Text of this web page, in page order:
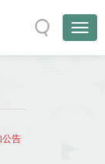
公告